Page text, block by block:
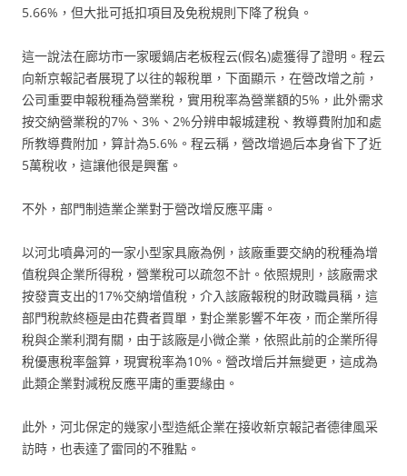
5.66%，但大批可抵扣項目及免稅規則下降了稅負。
這一說法在廊坊市一家暖鍋店老板程云(假名)處獲得了證明。程云
向新京報記者展現了以往的報稅單，下面顯示，在營改增之前，
公司重要申報稅種為營業稅，實用稅率為營業額的5%，此外需求
按交納營業稅的7%、3%、2%分辨申報城建稅、教導費附加和處
所教導費附加，算計為5.6%。程云稱，營改增過后本身省下了近
5萬稅收，這讓他很是興奮。
不外，部門制造業企業對于營改增反應平庸。
以河北噴鼻河的一家小型家具廠為例，該廠重要交納的稅種為增
值稅與企業所得稅，營業稅可以疏忽不計。依照規則，該廠需求
按發賣支出的17%交納增值稅，介入該廠報稅的財政職員稱，這
部門稅款終極是由花費者買單，對企業影響不年夜，而企業所得
稅與企業利潤有關，由于該廠是小微企業，依照此前的企業所得
稅優惠稅率盤算，現實稅率為10%。營改增后并無變更，這成為
此類企業對減稅反應平庸的重要緣由。
此外，河北保定的幾家小型造紙企業在接收新京報記者德律風采
訪時，也表達了雷同的不雅點。